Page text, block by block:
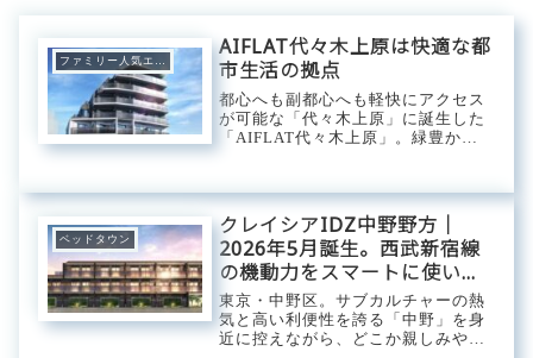
ファミリー人気エリア
AIFLAT代々木上原は快適な都
市生活の拠点
都心へも副都心へも軽快にアクセス
が可能な「代々木上原」に誕生した
「AIFLAT代々木上原」。緑豊かな
ことを忘れさせてくれるスポットが
複数点在するエリア。少し足を伸ば
せば下北沢や...
ベッドタウン
クレイシアIDZ中野野方｜
2026年5月誕生。西武新宿線
の機動力をスマートに使いこ
なし、中野の「穏やかな私
域」に還るコンパクト・ベー
ス。
東京・中野区。サブカルチャーの熱
気と高い利便性を誇る「中野」を身
近に控えながら、どこか親しみやす